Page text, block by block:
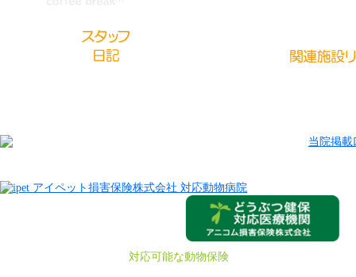
対応可能な動物保険